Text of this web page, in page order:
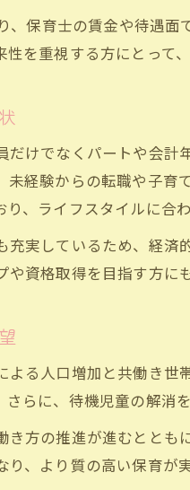
保育士採用試験に挑戦す
な働き方で見る保育士と
保育士パートや会計年度
保育士としてブランク明
改善で変わる保育士の将来
保育士の処遇改善で得ら
保育士サポート給付金を
保育士における最新の処
保育士の役割や経験が評
、保育士の賃金や待遇
を重視する方にとって
けでなくパートや会
経験からの転職や子
、ライフスタイルに合
実しているため、経
資格取得を目指す方に
る人口増加と共働き世
らに、待機児童の解消
方の推進が進むとと
、より質の高い保育が